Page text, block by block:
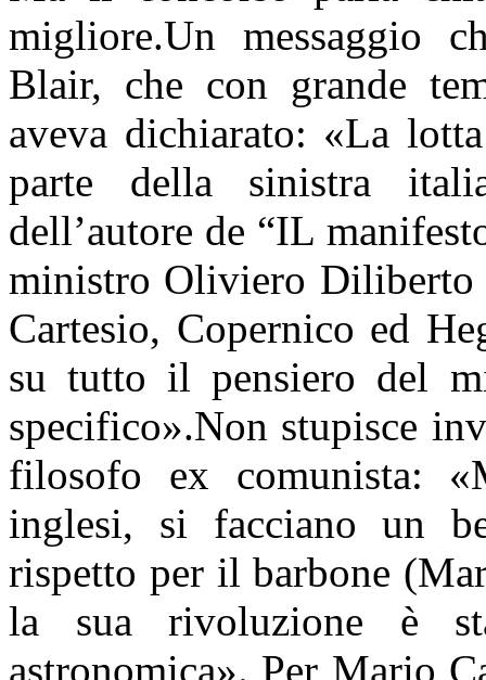
migliore.Un messaggio
Blair, che con grande
aveva dichiarato: «La
parte della sinistra
dell’autore de “IL
ministro Oliviero Diliberto
Cartesio, Copernico ed
su tutto il pensiero del
specifico».Non stupisce
filosofo ex comunista:
inglesi, si facciano un
rispetto per il barbone
la sua rivoluzione è
astronomica». Per Mario